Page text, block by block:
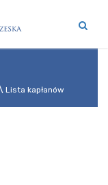
Lista kapłanów